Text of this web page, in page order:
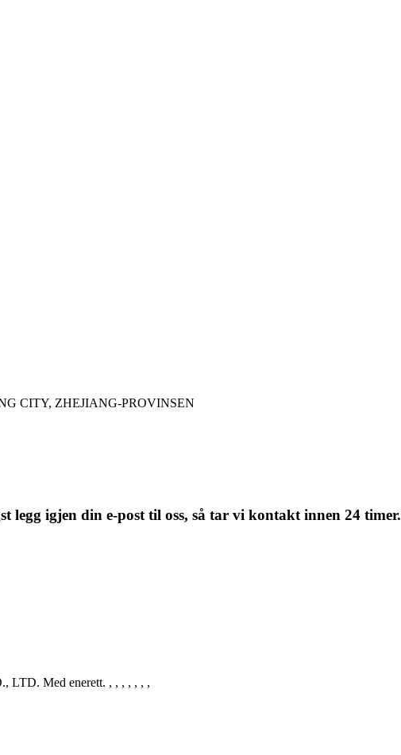
CITY, ZHEJIANG-PROVINSEN
legg igjen din e-post til oss, så tar vi kontakt innen 24 timer.
LTD. Med enerett. , , , , , , ,